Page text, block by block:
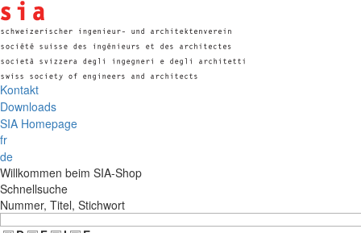
Kontakt
Downloads
SIA Homepage
fr
de
Willkommen beim SIA-Shop
Schnellsuche
Nummer, Titel, Stichwort